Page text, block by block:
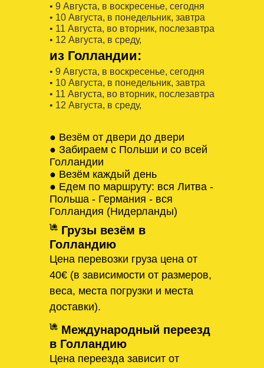
• 9 Августa, в воскресенье, сегодня
• 10 Августa, в понедельник, завтра
• 11 Августa, во вторник, послезавтра
• 12 Августa, в среду,
из Голландии:
• 9 Августa, в воскресенье, сегодня
• 10 Августa, в понедельник, завтра
• 11 Августa, во вторник, послезавтра
• 12 Августa, в среду,
● Везём от двери до двери
● Забираем с Польши и со всей
Голландии
● Везём каждый день
● Едем по маршруту: вся Литва -
Польша - Германия - вся
Голландия (Нидерланды)
Грузы везём в
Голландию
Цена перевозки груза цена от
40€ (в зависимости от размеров,
веса, места погрузки и места
доставки).
Международный переезд
в Голландию
Цена переезда зависит от